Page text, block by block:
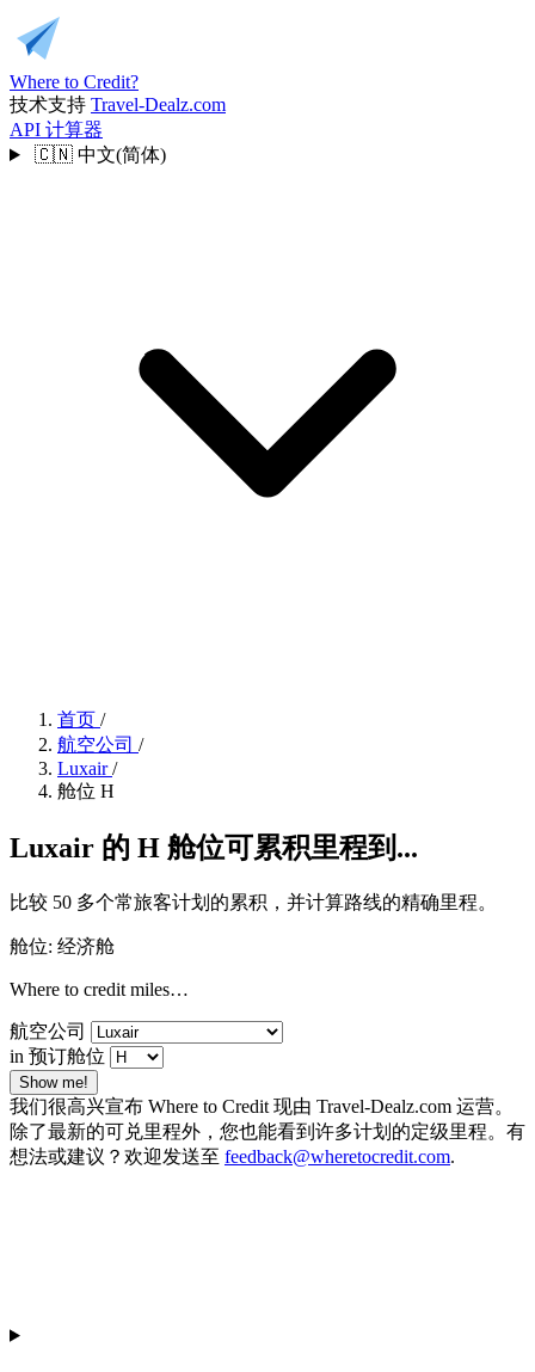
Where to Credit?
技术支持 Travel-Dealz.com
API 计算器
🇨🇳 中文(简体)
首页 /
航空公司 /
Luxair /
舱位 H
Luxair 的 H 舱位可累积里程到...
比较 50 多个常旅客计划的累积，并计算路线的精确里程。
舱位: 经济舱
Where to credit miles…
航空公司
in 预订舱位
Show me!
我们很高兴宣布 Where to Credit 现由 Travel-Dealz.com 运营。
除了最新的可兑里程外，您也能看到许多计划的定级里程。有
想法或建议？欢迎发送至 feedback@wheretocredit.com.